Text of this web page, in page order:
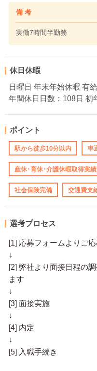
備 考
実働7時間半勤務
休日休暇
日曜日 年末年始休暇 有
年間休日日数：108日 初
ポイント
駅から徒歩10分以内 車
産休･育休･介護休暇取得実
社会保険完備 交通費支
選考プロセス
[1] 応募フォームよりご
↓
[2] 弊社より面接日程の
ます
↓
[3] 面接実施
↓
[4] 内定
↓
[5] 入職手続き